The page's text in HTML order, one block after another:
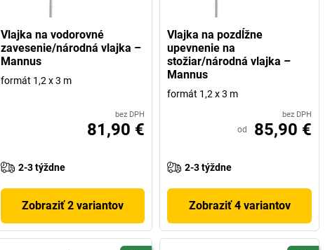
Vlajka na vodorovné
zavesenie/národná vlajka –
Mannus
formát 1,2 x 3 m
bez DPH
81,90 €
2-3 týždne
Zobraziť 2 variantov
Vlajka na pozdĺžne
upevnenie na
stožiar/národná vlajka –
Mannus
formát 1,2 x 3 m
bez DPH
od 85,90 €
2-3 týždne
Zobraziť 4 variantov